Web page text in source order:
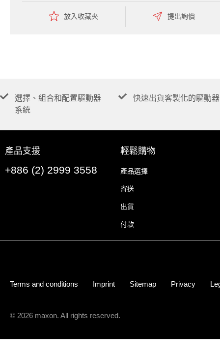
放入收藏夾 提出詢價
選擇、組合和配置驅動器
系統
快速出貨客製化的驅動器
產品支援
+886 (2) 2999 3558
輕鬆購物
產品選擇
寄送
出貨
付款
Terms and conditions Imprint Sitemap Privacy
© 2026 maxon. All rights reserved.